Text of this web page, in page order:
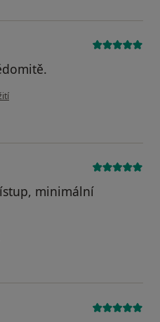
Pacient
minimální
Valchář